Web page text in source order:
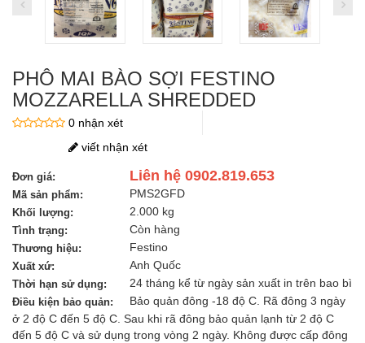
PHÔ MAI BÀO SỢI FESTINO
MOZZARELLA SHREDDED
0 nhận xét
viết nhận xét
Đơn giá: Liên hệ 0902.819.653
Mã sản phẩm: PMS2GFD
Khối lượng: 2.000 kg
Tình trạng: Còn hàng
Thương hiệu: Festino
Xuất xứ: Anh Quốc
Thời hạn sử dụng: 24 tháng kể từ ngày sản xuất in trên bao bì
Điều kiện bảo quản:
Bảo quản đông -18 độ C. Rã đông 3 ngày
ở 2 độ C đến 5 độ C. Sau khi rã đông bảo quản lạnh từ 2 độ C
đến 5 độ C và sử dụng trong vòng 2 ngày. Không được cấp đông